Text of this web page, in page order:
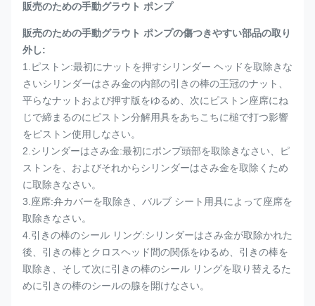
販売のための手動グラウト ポンプ
販売のための手動グラウト ポンプの傷つきやすい部品の取り
外し:
1.ピストン:最初にナットを押すシリンダー ヘッドを取除きな
さいシリンダーはさみ金の内部の引きの棒の王冠のナット、
平らなナットおよび押す版をゆるめ、次にピストン座席にね
じで締まるのにピストン分解用具をあちこちに槌で打つ影響
をピストン使用しなさい。
2.シリンダーはさみ金:最初にポンプ頭部を取除きなさい、ピ
ストンを、およびそれからシリンダーはさみ金を取除くため
に取除きなさい。
3.座席:弁カバーを取除き、バルブ シート用具によって座席を
取除きなさい。
4.引きの棒のシール リング:シリンダーはさみ金が取除かれた
後、引きの棒とクロスヘッド間の関係をゆるめ、引きの棒を
取除き、そして次に引きの棒のシール リングを取り替えるた
めに引きの棒のシールの腺を開けなさい。